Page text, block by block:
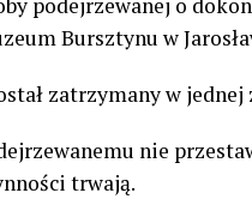
Bursztynu w
zatrzymany w
nie
trwają.